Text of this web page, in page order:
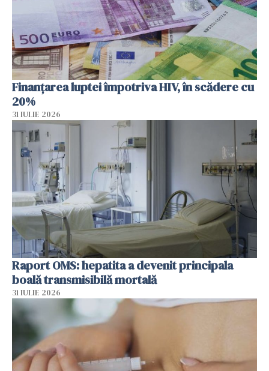
Finanțarea luptei împotriva HIV, în scădere cu
20%
31 IULIE 2026
Raport OMS: hepatita a devenit principala
boală transmisibilă mortală
31 IULIE 2026